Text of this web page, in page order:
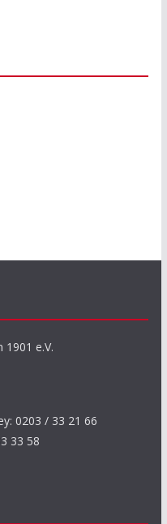
e.V.
0203 / 33 21 66
33 58